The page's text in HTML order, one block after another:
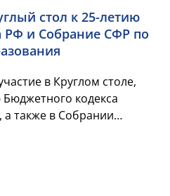
стол к 25-летию
РФ и Собрание СФР по
в Круглом столе,
кодекса
также в Собрании